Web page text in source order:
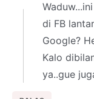
di FB
Google?
Kalo
ya..gue